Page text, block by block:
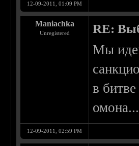
12-09-2011, 01:09 PM
Maniachka
Unregistered RE:
Мы
в
омона...
12-09-2011, 02:59 PM